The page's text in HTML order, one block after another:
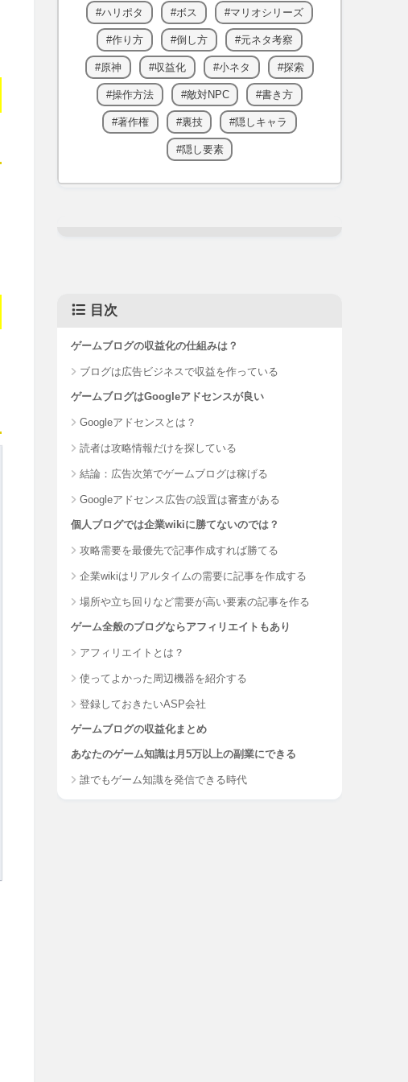
ハリポタ ボス マリオシリーズ
作り方 倒し方 元ネタ考察
原神 収益化 小ネタ 探索
操作方法 敵対NPC 書き方
著作権 裏技 隠しキャラ
隠し要素
目次
ゲームブログの収益化の仕組みは？
ブログは広告ビジネスで収益を作っている
ゲームブログはGoogleアドセンスが良い
Googleアドセンスとは？
読者は攻略情報だけを探している
結論：広告次第でゲームブログは稼げる
Googleアドセンス広告の設置は審査がある
個人ブログでは企業wikiに勝てないのでは？
攻略需要を最優先で記事作成すれば勝てる
企業wikiはリアルタイムの需要に記事を作成する
場所や立ち回りなど需要が高い要素の記事を作る
ゲーム全般のブログならアフィリエイトもあり
アフィリエイトとは？
使ってよかった周辺機器を紹介する
登録しておきたいASP会社
ゲームブログの収益化まとめ
あなたのゲーム知識は月5万以上の副業にできる
誰でもゲーム知識を発信できる時代